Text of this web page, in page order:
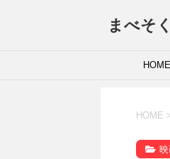
まべそく
HOME
HOME
映